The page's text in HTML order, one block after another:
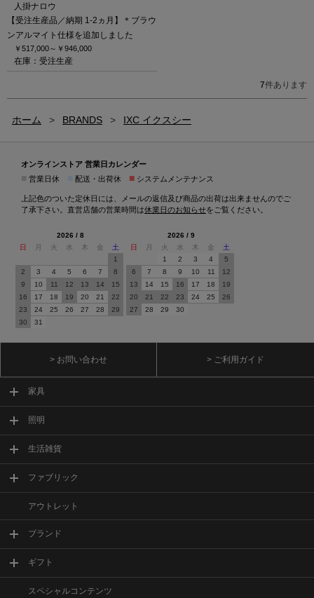
人掛ナロウ
【受注生産品／納期 1-2ヵ月】＊ブラウ
ンアルマイト仕様を追加しました
￥517,000～ ￥946,000
在庫：受注生産
7件あります
ホーム > BRANDS > IXC イクスシー
オンラインストア 営業日カレンダー
営業日休 配送・出荷休 ■ システムメンテナンス
上記色のついた定休日には、メールの返信及び商品の出荷は出来ませんのでご
了承下さい。直営店舗の営業時間は休業日のお知らせをご覧ください。
2026 / 8
日
月 火 水 木 金
土
1
2
3 4 5 6 7
8
9
10 11 12 13 14
15
16
17 18 19 20 21
22
23
24 25 26 27 28
29
30
31
2026 / 9
日
月 火 水 木 金
土
1
2 3 4
5
6
7 8 9 10 11
12
13
14 15 16 17 18
19
20
21 22 23 24 25
26
27
28 29 30
> お問い合わせ > ご利用ガイド
家具
照明
生活雑貨
ファブリック
アウトレット
ブランド
ギフト
スペシャルコンテンツ